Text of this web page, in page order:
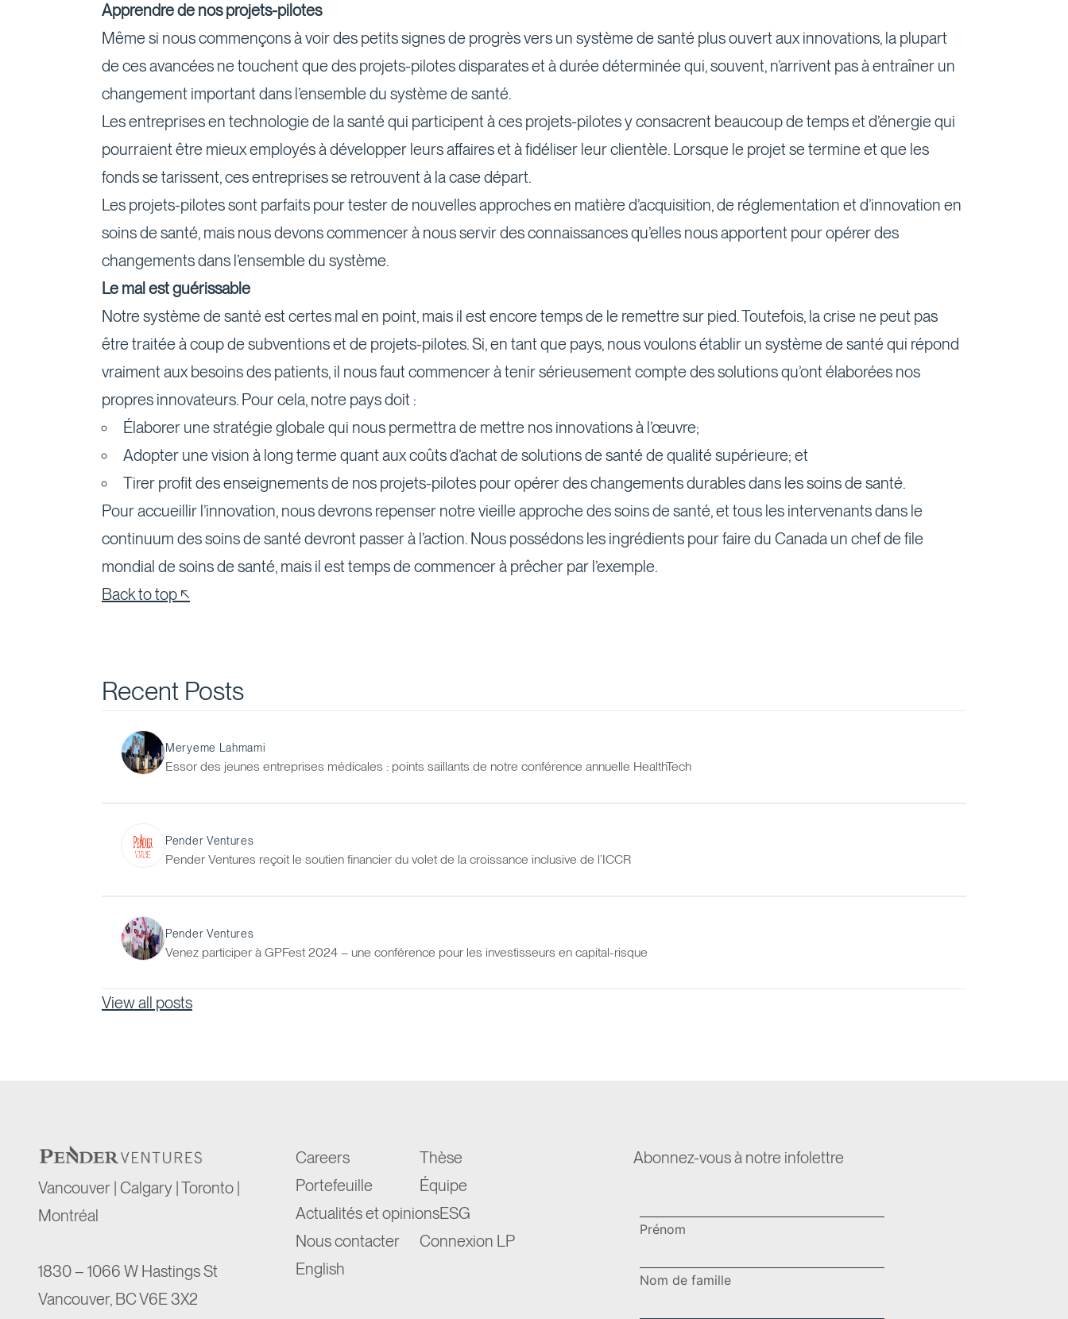
Recent Posts
Meryeme Lahmami
Essor des jeunes entreprises médicales : points saillants de notre conférence annuelle HealthTech
Pender Ventures
Pender Ventures reçoit le soutien financier du volet de la croissance inclusive de l’ICCR
Pender Ventures
Venez participer à GPFest 2024 – une conférence pour les investisseurs en capital-risque
View all posts
Apprendre de nos projets-pilotes
Même si nous commençons à voir des petits signes de progrès vers un système de santé plus ouvert aux innovations, la plupart
de ces avancées ne touchent que des projets-pilotes disparates et à durée déterminée qui, souvent, n’arrivent pas à entraîner un
changement important dans l’ensemble du système de santé.
Les entreprises en technologie de la santé qui participent à ces projets-pilotes y consacrent beaucoup de temps et d’énergie qui
pourraient être mieux employés à développer leurs affaires et à fidéliser leur clientèle. Lorsque le projet se termine et que les
fonds se tarissent, ces entreprises se retrouvent à la case départ.
Les projets-pilotes sont parfaits pour tester de nouvelles approches en matière d’acquisition, de réglementation et d’innovation en
soins de santé, mais nous devons commencer à nous servir des connaissances qu’elles nous apportent pour opérer des
changements dans l’ensemble du système.
Le mal est guérissable
Notre système de santé est certes mal en point, mais il est encore temps de le remettre sur pied. Toutefois, la crise ne peut pas
être traitée à coup de subventions et de projets-pilotes. Si, en tant que pays, nous voulons établir un système de santé qui répond
vraiment aux besoins des patients, il nous faut commencer à tenir sérieusement compte des solutions qu’ont élaborées nos
propres innovateurs. Pour cela, notre pays doit :
Élaborer une stratégie globale qui nous permettra de mettre nos innovations à l’œuvre;
Adopter une vision à long terme quant aux coûts d’achat de solutions de santé de qualité supérieure; et
Tirer profit des enseignements de nos projets-pilotes pour opérer des changements durables dans les soins de santé.
Pour accueillir l’innovation, nous devrons repenser notre vieille approche des soins de santé, et tous les intervenants dans le
continuum des soins de santé devront passer à l’action. Nous possédons les ingrédients pour faire du Canada un chef de file
mondial de soins de santé, mais il est temps de commencer à prêcher par l’exemple.
Back to top ↖
Vancouver | Calgary | Toronto |
Montréal
1830 – 1066 W Hastings St
Vancouver, BC V6E 3X2
Careers
Thèse
Portefeuille
Équipe
Actualités et opinionsESG
Nous contacter
Connexion LP
English
Abonnez-vous à notre infolettre